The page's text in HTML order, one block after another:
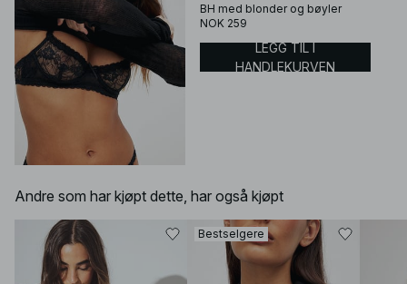
BH med blonder og bøyler
NOK 259
LEGG TIL I
HANDLEKURVEN
Andre som har kjøpt dette, har også kjøpt
Bestselgere